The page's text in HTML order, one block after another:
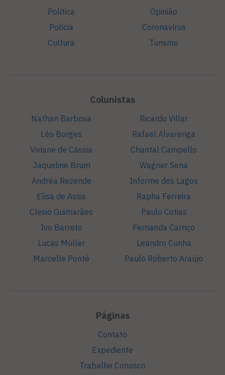
Política
Polícia
Cultura
Opinião
Coronavírus
Turismo
Colunistas
Nathan Barbosa
Léo Borges
Viviane de Cássia
Jaqueline Brum
Andréa Rezende
Elisa de Assis
Clesio Guimarães
Ivo Barreto
Lucas Müller
Marcelle Ponté
Ricardo Villar
Rafael Alvarenga
Chantal Campello
Wagner Sena
Informe dos Lagos
Rapha Ferreira
Paulo Cotias
Fernanda Carriço
Leandro Cunha
Paulo Roberto Araújo
Páginas
Contato
Expediente
Trabalhe Conosco